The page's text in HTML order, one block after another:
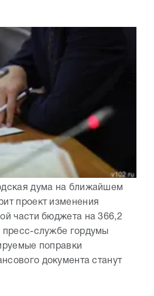
дума на ближайшем
проект изменения
части бюджета на 366,2
службе гордумы
поправки
документа станут